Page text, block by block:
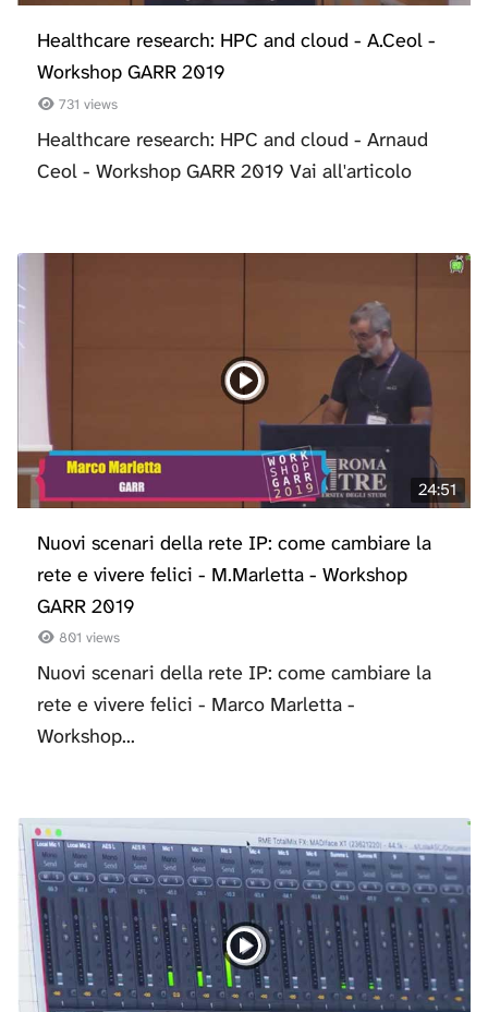
Healthcare research: HPC and cloud - A.Ceol -
Workshop GARR 2019
731 views
Healthcare research: HPC and cloud - Arnaud
Ceol - Workshop GARR 2019 Vai all'articolo
24:51
Nuovi scenari della rete IP: come cambiare la
rete e vivere felici - M.Marletta - Workshop
GARR 2019
801 views
Nuovi scenari della rete IP: come cambiare la
rete e vivere felici - Marco Marletta -
Workshop...